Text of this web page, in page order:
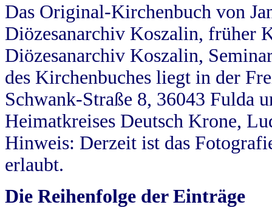
Das Original-Kirchenbuch von
Diözesanarchiv Koszalin, früher
Diözesanarchiv Koszalin,
des Kirchenbuches liegt in der
Schwank-Straße 8, 36043 Fulda
Heimatkreises Deutsch Krone,
Hinweis: Derzeit ist das
erlaubt.
Die Reihenfolge der Einträge